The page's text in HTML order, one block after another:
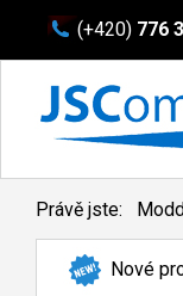
(+420) 776
Právě jste:
Nové